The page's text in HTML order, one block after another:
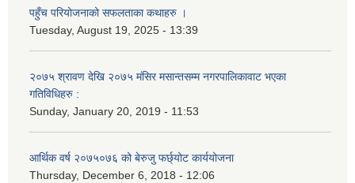
पहुँच परियोजनाको सफलताका कथाहरु ।
Tuesday, August 19, 2025 - 13:39
२०७५ श्रावण देखि २०७५ मंसिर मसान्तसम्म नगरपालिकावाट भएका
गतिविधिहरु :
Sunday, January 20, 2019 - 11:53
आर्थिक वर्ष २०७५०७६ को बेरुजु फर्छ्योट कार्ययोजना
Thursday, December 6, 2018 - 12:06